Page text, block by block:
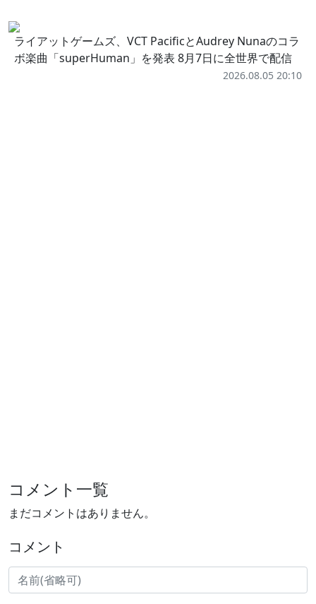
ライアットゲームズ、VCT PacificとAudrey Nunaのコラ
ボ楽曲「superHuman」を発表 8月7日に全世界で配信
2026.08.05 20:10
コメント一覧
まだコメントはありません。
コメント